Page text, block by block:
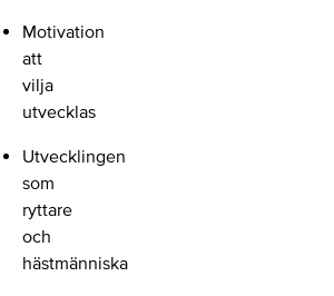
Motivation
att
vilja
utvecklas
Utvecklingen
som
ryttare
och
hästmänniska